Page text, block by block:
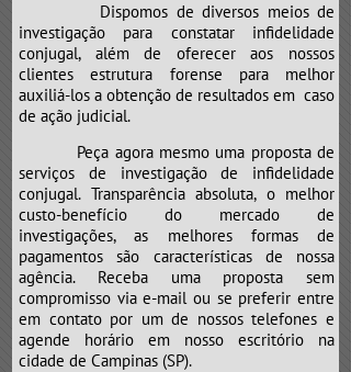
Dispomos de diversos meios de
investigação para constatar infidelidade
conjugal, além de oferecer aos nossos
clientes estrutura forense para melhor
auxiliá-los a obtenção de resultados em caso
de ação judicial.
Peça agora mesmo uma proposta de
serviços de investigação de infidelidade
conjugal. Transparência absoluta, o melhor
custo-benefício do mercado de
investigações, as melhores formas de
pagamentos são características de nossa
agência. Receba uma proposta sem
compromisso via e-mail ou se preferir entre
em contato por um de nossos telefones e
agende horário em nosso escritório na
cidade de Campinas (SP).